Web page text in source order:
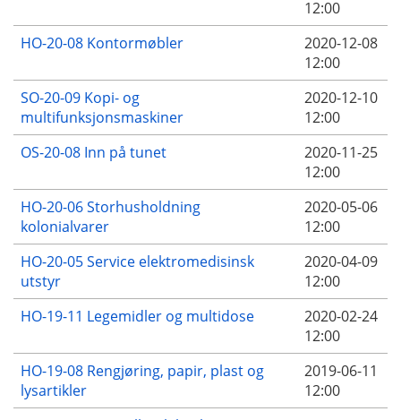
12:00
HO-20-08 Kontormøbler
2020-12-08
12:00
SO-20-09 Kopi- og
multifunksjonsmaskiner
2020-12-10
12:00
OS-20-08 Inn på tunet
2020-11-25
12:00
HO-20-06 Storhusholdning
kolonialvarer
2020-05-06
12:00
HO-20-05 Service elektromedisinsk
utstyr
2020-04-09
12:00
HO-19-11 Legemidler og multidose
2020-02-24
12:00
HO-19-08 Rengjøring, papir, plast og
lysartikler
2019-06-11
12:00